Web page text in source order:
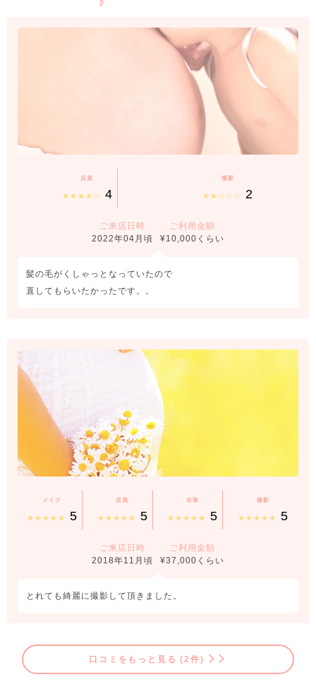
店員
★★★★☆ 4
撮影
★★☆☆☆ 2
ご来店日時
2022年04月頃
ご利用金額
¥10,000くらい
髪の毛がくしゃっとなっていたので
直してもらいたかったです。。
メイク
★★★★★ 5
店員
★★★★★ 5
衣装
★★★★★ 5
撮影
★★★★★ 5
ご来店日時
2018年11月頃
ご利用金額
¥37,000くらい
とれても綺麗に撮影して頂きました。
口コミをもっと見る (2件)